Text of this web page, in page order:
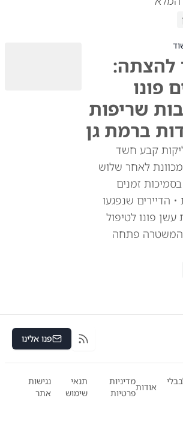
להצתה:
פונו
שריפות
ברמת גן
קבע חשד
לאחר שלוש
זמנים
• הדיירים שנפגעו
פונו לטיפול
המשטרה פתחה
RSS פנו אלינו
אודות
מדיניות
פרטיות
תנאי
שימוש
נגישות
אתר